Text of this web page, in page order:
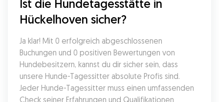
Ist die Hundetagesstätte in
Hückelhoven sicher?
Ja klar! Mit 0 erfolgreich abgeschlossenen
Buchungen und 0 positiven Bewertungen von
Hundebesitzern, kannst du dir sicher sein, dass
unsere Hunde-Tagessitter absolute Profis sind.
Jeder Hunde-Tagessitter muss einen umfassenden
Check seiner Erfahrungen und Qualifikationen